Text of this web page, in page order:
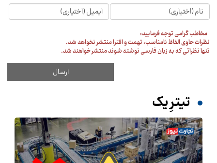
مخاطب گرامی توجه فرمایید:
نظرات حاوی الفاظ نامناسب، تهمت و افترا منتشر نخواهد شد.
تنها نظراتی که به زبان فارسی نوشته شوند منتشر خواهند شد.
تیترِ یک